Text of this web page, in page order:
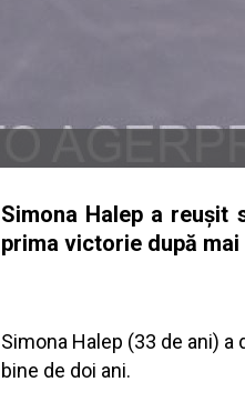
Simona Halep a reuşit
prima victorie după mai
Simona Halep (33 de ani)
bine de doi ani.